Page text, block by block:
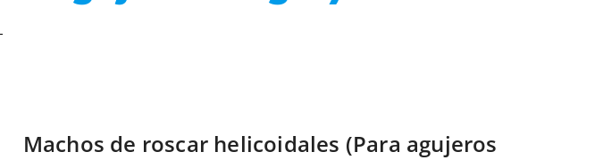
Machos de roscar helicoidales (Para agujeros